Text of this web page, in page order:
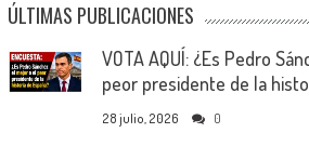
ÚLTIMAS PUBLICACIONES
VOTA AQUÍ: ¿Es Pedro
peor presidente de la
28 julio, 2026 0